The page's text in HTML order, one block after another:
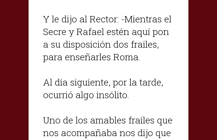
Y le dijo al Rector: -Mientras el
Secre y Rafael estén aquí pon
a su disposición dos frailes,
para enseñarles Roma.
Al día siguiente, por la tarde,
ocurrió algo insólito.
Uno de los amables frailes que
nos acompañaba nos dijo que